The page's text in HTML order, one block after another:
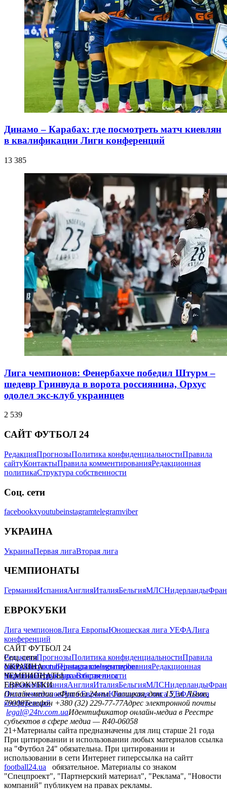
Динамо – Карабах: где посмотреть матч киевлян
в квалификации Лиги конференций
13 385
Лига чемпионов: Фенербахче победил Штурм –
шедевр Гринвуда в ворота россиянина, Орхус
одолел экс-клуб украинцев
2 539
САЙТ ФУТБОЛ 24
РедакцияПрогнозыПолитика конфиденциальностиПравила
сайтуКонтактыПравила комментированияРедакционная
политикаСтруктура собственности
Соц. сети
facebookxyoutubeinstagramtelegramviber
УКРАИНА
УкраинаПервая лигаВторая лига
ЧЕМПИОНАТЫ
ГерманияИспанияАнглияИталияБельгияМЛСНидерланды
ЕВРОКУБКИ
Лига чемпионовЛига ЕвропыЮношеская лига УЕФАЛига
конференций
САЙТ ФУТБОЛ 24
РедакцияПрогнозыПолитика конфиденциальностиПравила
сайтуКонтактыПравила комментированияРедакционная
политикаСтруктура собственности
Соц. сети
facebookxyoutubeinstagramtelegramviber
УКРАИНА
УкраинаПервая лигаВторая лига
ЧЕМПИОНАТЫ
ГерманияИспанияАнглияИталияБельгияМЛСНидерланды
ЕВРОКУБКИ
Лига чемпионовЛига ЕвропыЮношеская лига УЕФАЛига
конференций
Онлайн-медиа «Футбол 24»пл. Галицкая, дом. 15, м. Львов,
79008Телефон +380 (32) 229-77-77Адрес электронной почты
legal@24tv.com.uaИдентификатор онлайн-медиа в Реестре
субъектов в сфере медиа — R40-06058
21+Материалы сайта предназначены для лиц старше 21 года
При цитировании и использовании любых материалов ссылка
на "Футбол 24" обязательна. При цитировании и
использовании в сети Интернет гиперссылка на сайтт
football24.ua
обязательное. Материалы со знаком
"Спецпроект", "Партнерский материал", "Реклама", "Новости
компаний" публикуем на правах рекламы.